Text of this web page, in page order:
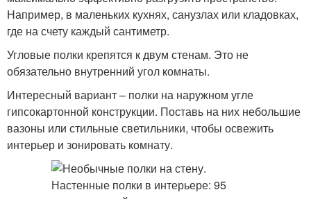
Например, в маленьких кухнях, санузлах или кладовках,
где на счету каждый сантиметр.
Угловые полки крепятся к двум стенам. Это не
обязательно внутренний угол комнаты.
Интересный вариант – полки на наружном угле
гипсокартонной конструкции. Поставь на них небольшие
вазоны или стильные светильники, чтобы освежить
интерьер и зонировать комнату.